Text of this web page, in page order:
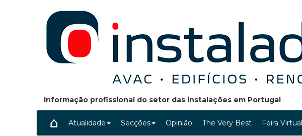
Informação profissional do setor das instalações em Portugal
Atualidade Secções Opinião The Very Best Feira Virtual